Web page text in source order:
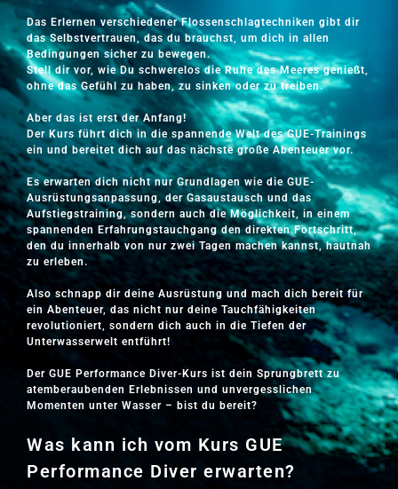
Das Erlernen verschiedener Flossenschlagtechniken gibt dir
das Selbstvertrauen, das du brauchst, um dich in allen
Bedingungen sicher zu bewegen.
Stell dir vor, wie Du schwerelos die Ruhe des Meeres genießt,
ohne das Gefühl zu haben, zu sinken oder zu treiben.
Aber das ist erst der Anfang!
Der Kurs führt dich in die spannende Welt des GUE-Trainings
ein und bereitet dich auf das nächste große Abenteuer vor.
Es erwarten dich nicht nur Grundlagen wie die GUE-
Ausrüstungsanpassung, der Gasaustausch und das
Aufstiegstraining, sondern auch die Möglichkeit, in einem
spannenden Erfahrungstauchgang den direkten Fortschritt,
den du innerhalb von nur zwei Tagen machen kannst, hautnah
zu erleben.
Also schnapp dir deine Ausrüstung und mach dich bereit für
ein Abenteuer, das nicht nur deine Tauchfähigkeiten
revolutioniert, sondern dich auch in die Tiefen der
Unterwasserwelt entführt!
Der GUE Performance Diver-Kurs ist dein Sprungbrett zu
atemberaubenden Erlebnissen und unvergesslichen
Momenten unter Wasser – bist du bereit?
Was kann ich vom Kurs GUE
Performance Diver erwarten?